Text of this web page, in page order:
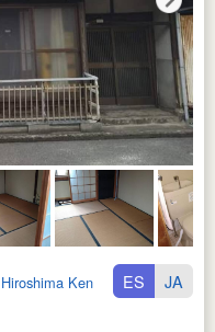
Hiroshima Ken ES JA